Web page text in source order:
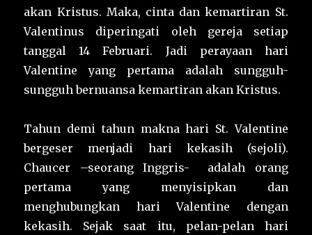
akan Kristus. Maka, cinta dan kemartiran St.
Valentinus diperingati oleh gereja setiap
tanggal 14 Februari. Jadi perayaan hari
Valentine yang pertama adalah sungguh-
sungguh bernuansa kemartiran akan Kristus.
Tahun demi tahun makna hari St. Valentine
bergeser menjadi hari kekasih (sejoli).
Chaucer –seorang Inggris- adalah orang
pertama yang menyisipkan dan
menghubungkan hari Valentine dengan
kekasih. Sejak saat itu, pelan-pelan hari